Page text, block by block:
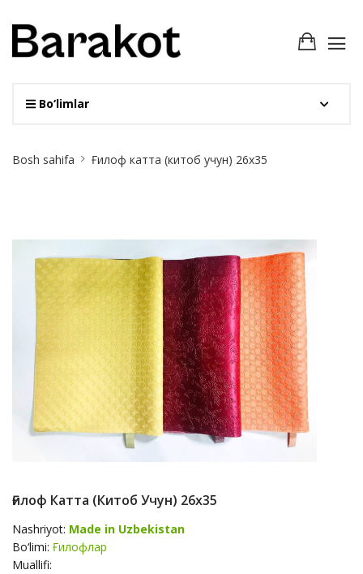
Bo‘limlar
Breadcrumb
Bosh sahifa Ғилоф катта (китоб учун) 26х35
Ғилоф Катта (китоб Учун) 26х35
Nashriyot: Made in Uzbekistan
Bo‘limi: Ғилофлар
Muallifi: